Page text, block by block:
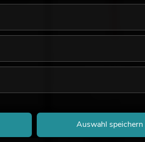
270cm
No. 83500415
16,90 € 5,79 €
Auswahl speichern